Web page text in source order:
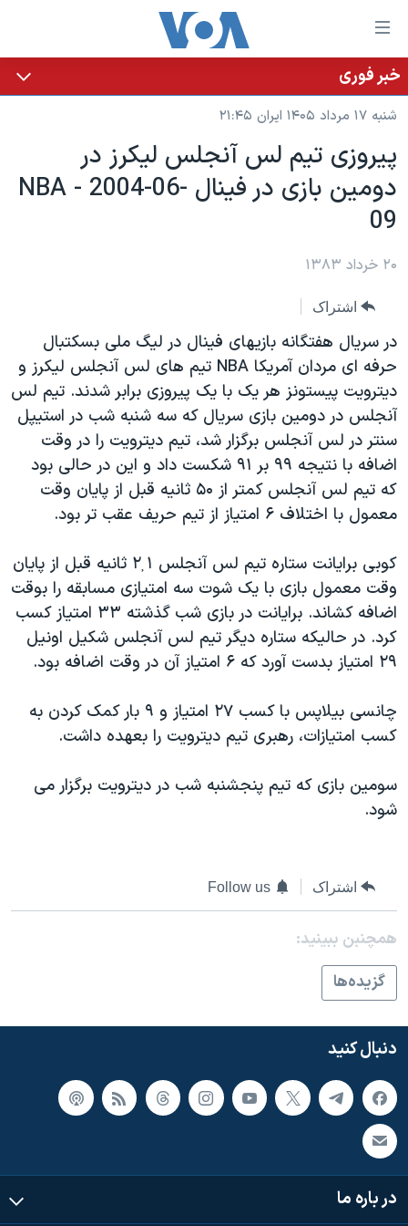
لینکهای
قابل
دسترسی
جهش
محتوای
اصلی
جهش
صفحه
جهش
جستجو
خانه
نسخه سبک وب‌سایت
موضوع ها
ایران
آمریکا
جهان
ویژه برنامه‌ها
ویدیوها
فرهنگ و زندگی
حقوق شهروندی
اقتصادی
علم و فناوری
اسرائیل در جنگ
گالری عکس
آرشیو پخش زنده
برنامه های تلویزیونی
جدول برنامه ها
صفحه‌های ویژه
۲۵۰سالگی آمریکا
بایگانی برنامه‌های تلویزیونی
مستندها
انتخابات ریاست جمهوری آمریکا ۲۰۲۴
حمله جمهوری اسلامی به اسرائیل
رمز مهسا
ورزش زنان در ایران
اعتراضات زن، زندگی، آزادی
مجموعه مستندهای دادخواهی
تریبونال مردمی آبان ۹۸
چهل سال گروگان‌گیری
اعتراضات مردمی آبان ۹۸
همایش محافظه‌کاران آمریکا «سی‌پک»
سفر پرزیدنت ترامپ به چین
فرکانس‌های صدای آمریکا
پخش رادیویی
یادگیری زبان انگلیسی
دنبال کنید
زبانهای مختلف
خبر فوری
شنبه ۱۷ مرداد ۱۴۰۵ ایران ۲۱:۴۵
پيروزی تيم لس آنجلس ليکرز در
دومين بازی در فينال NBA - 2004-06-
09
۲۰ خرداد ۱۳۸۳
اشتراک
در سريال هفتگانه بازيهای فينال در ليگ ملی بسکتبال
حرفه ای مردان آمريکا NBA تيم های لس آنجلس ليکرز و
ديترويت پيستونز هر يک با يک پيروزی برابر شدند. تيم لس
آنجلس در دومين بازی سريال که سه شنبه شب در استيپل
سنتر در لس آنجلس برگزار شد، تيم ديترويت را در وقت
اضافه با نتيجه ۹۹ بر ۹۱ شکست داد و اين در حالی بود
که تيم لس آنجلس کمتر از ۵۰ ثانيه قبل از پايان وقت
معمول با اختلاف ۶ امتياز از تيم حريف عقب تر بود.
کوبی برايانت ستاره تيم لس آنجلس ۲۱ ثانيه قبل از پايان
وقت معمول بازی با يک شوت سه امتيازی مسابقه را بوقت
اضافه کشاند. برايانت در بازی شب گذشته ۳۳ امتياز کسب
کرد. در حاليکه ستاره ديگر تيم لس آنجلس شکيل اونيل
۲۹ امتياز بدست آورد که ۶ امتياز آن در وقت اضافه بود.
چانسی بيلاپس با کسب ۲۷ امتياز و ۹ بار کمک کردن به
کسب امتيازات، رهبری تيم ديترويت را بعهده داشت.
سومين بازی که تيم پنجشنبه شب در ديترويت برگزار می
شود.
اشتراک Follow us
همچنبن ببینید:
گزيده‌ها
دنبال کنید
در باره ما